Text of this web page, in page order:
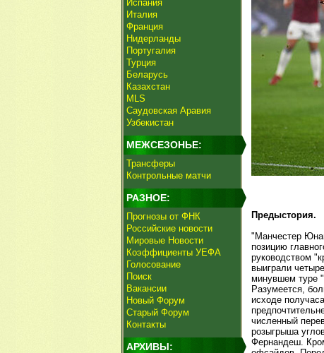
Испания
Италия
Франция
Нидерланды
Португалия
Турция
Беларусь
Казахстан
MLS
Саудовская Аравия
Узбекистан
МЕЖСЕЗОНЬЕ:
Трансферы
Контрольные матчи
РАЗНОЕ:
Прогнозы от ФНК
Российские новости
Мировые Новости
Коэффициенты УЕФА
Голосование
Поиск
Вакансии
Новый Форум
Старый Форум
Контакты
АРХИВЫ:
Предыстория.
"Манчестер
позицию
руководством
выиграли
минувшем туре
Разумеется,
исходе
численный
розыгрыша
Фернандеш.